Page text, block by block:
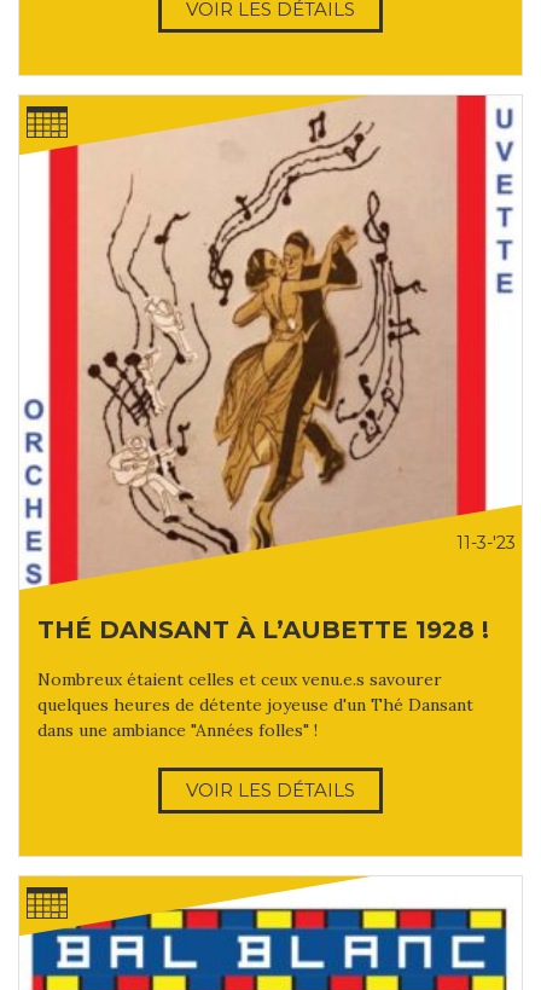
VOIR LES DÉTAILS
11-3-'23
THÉ DANSANT À L’AUBETTE 1928 !
Nombreux étaient celles et ceux venu.e.s savourer
quelques heures de détente joyeuse d'un Thé Dansant
dans une ambiance "Années folles" !
VOIR LES DÉTAILS